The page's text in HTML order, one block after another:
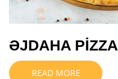
ƏJDAHA PİZZA
READ MORE